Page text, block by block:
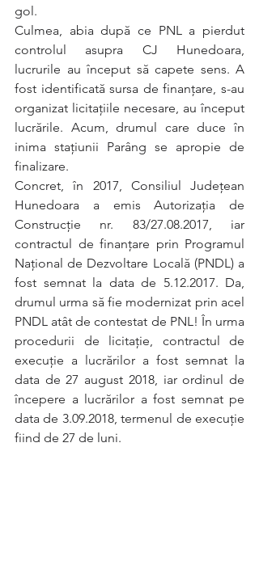
gol.
Culmea, abia după ce PNL a pierdut
controlul asupra CJ Hunedoara,
lucrurile au început să capete sens. A
fost identificată sursa de finanțare, s-au
organizat licitațiile necesare, au început
lucrările. Acum, drumul care duce în
inima stațiunii Parâng se apropie de
finalizare.
Concret, în 2017, Consiliul Județean
Hunedoara a emis Autorizația de
Construcție nr. 83/27.08.2017, iar
contractul de finanțare prin Programul
Național de Dezvoltare Locală (PNDL) a
fost semnat la data de 5.12.2017. Da,
drumul urma să fie modernizat prin acel
PNDL atât de contestat de PNL! În urma
procedurii de licitație, contractul de
execuție a lucrărilor a fost semnat la
data de 27 august 2018, iar ordinul de
începere a lucrărilor a fost semnat pe
data de 3.09.2018, termenul de execuție
fiind de 27 de luni.